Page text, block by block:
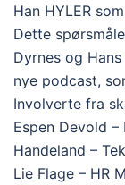
Han HYLER
Dette
Dyrnes og
nye podcast,
Involverte fra
Espen Devold
Handeland –
Lie Flage – HR